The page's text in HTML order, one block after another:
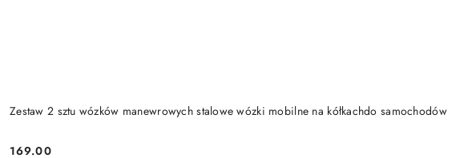
Zestaw 2 sztu wózków manewrowych stalowe wózki mobilne na kółkachdo samochodów
169.00